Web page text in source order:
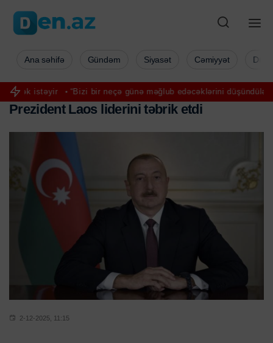
istəyir “Bizi bir neçə günə məğlub edəcəklərini düşündülər” –
Ana səhifə Gündəm Siyasət Cəmiyyət
Prezident Laos liderini təbrik etdi
2-12-2025, 11:15